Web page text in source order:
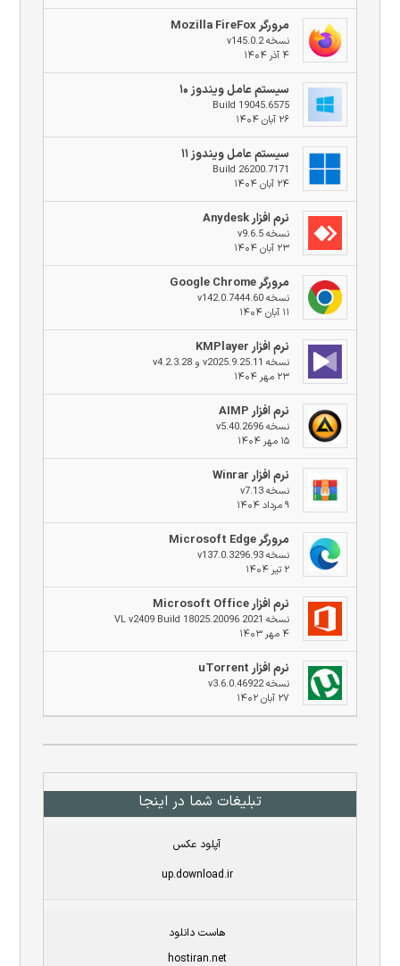
مرورگر Mozilla FireFox
نسخه v145.0.2
۴ آذر ۱۴۰۴
سیستم عامل ویندوز ۱۰
Build 19045.6575
۲۶ آبان ۱۴۰۴
سیستم عامل ویندوز ۱۱
Build 26200.7171
۲۴ آبان ۱۴۰۴
نرم افزار Anydesk
نسخه v9.6.5
۲۳ آبان ۱۴۰۴
مرورگر Google Chrome
نسخه v142.0.7444.60
۱۱ آبان ۱۴۰۴
نرم افزار KMPlayer
نسخه v2025.9.25.11 و v4.2.3.28
۲۳ مهر ۱۴۰۴
نرم افزار AIMP
نسخه v5.40.2696
۱۵ مهر ۱۴۰۴
نرم افزار Winrar
نسخه v7.13
۹ مرداد ۱۴۰۴
مرورگر Microsoft Edge
نسخه v137.0.3296.93
۲ تیر ۱۴۰۴
نرم افزار Microsoft Office
نسخه 2021 VL v2409 Build 18025.20096
۴ مهر ۱۴۰۳
نرم افزار uTorrent
نسخه v3.6.0.46922
۲۷ آبان ۱۴۰۲
تبلیغات شما در اینجا
آپلود عکس
up.download.ir
هاست دانلود
hostiran.net